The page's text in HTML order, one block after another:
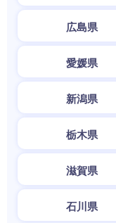
広島県
愛媛県
新潟県
栃木県
滋賀県
石川県